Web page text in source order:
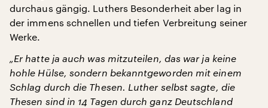
durchaus gängig. Luthers Besonderheit aber lag in
der immens schnellen und tiefen Verbreitung seiner
Werke.
„Er hatte ja auch was mitzuteilen, das war ja keine
hohle Hülse, sondern bekanntgeworden mit einem
Schlag durch die Thesen. Luther selbst sagte, die
Thesen sind in 14 Tagen durch ganz Deutschland